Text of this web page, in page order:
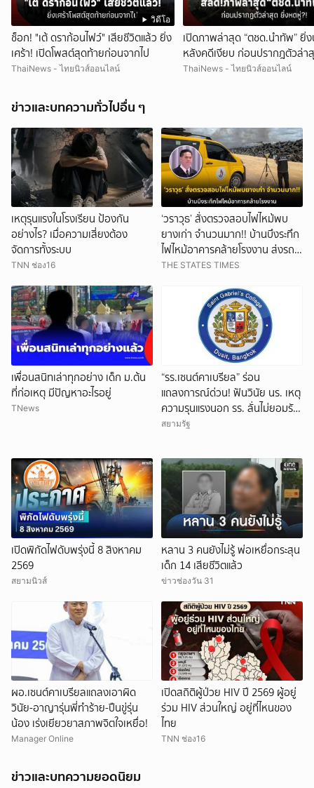
วิดีโอ
ช็อก! "เต้ ดราก้อนไฟว์" เสียชีวิตแล้ว ยิ่ง
เศร้า! เปิดโพสต์สุดท้ายก่อนจากไป
ThaiNews - ไทยนิวส์ออนไลน์
เปิดภาพล่าสุด “ตชด.นำทัพ” ยิ่
หลังคดีเงียบ ก่อนปรากฎตัวล่า
หดหู่?!
ThaiNews - ไทยนิวส์ออนไลน์
ข่าวและบทความทั่วไปอื่น ๆ
เหตุรุนแรงในโรงเรียน ป้องกัน
อย่างไร? เมื่อความเสี่ยงต้อง
จัดการทั้งระบบ
TNN ช่อง16
‘วราวุธ’ สั่งตรวจสอบไฟไหม้พบ
ยางเก่า จำนวนมาก!! บ้านบึงระทึก
ไฟไหม้อาคารคล้ายโรงงาน ส่งรถ
โมบายเช็กมลพิษ พบพื้นที่ไร้ใบ
พ.ร.บ.โรงงาน ที่บ้านบึง จ.ชลบุรี
THE STATES TIMES
เพื่อนสนิทเล่าทุกอย่าง เด็ก ม.ต้น
ที่ก่อเหตุ มีปัญหาอะไรอยู่
TNews
“รร.เซนต์คาเบรียล” ร่อน
แถลงการณ์ด่วน! ฟันวินัย นร. เหตุ
ความรุนแรงนอก รร. ลั่นไม่ยอมรับ
พฤติกรรมขัดอัตลักษณ์สุภาพบุรุษ
สยามรัฐ
เปิดพิกัดไฟดับพรุ่งนี้ 8 สิงหาคม
2569
สยามนิวส์
หลาน 3 คนยังไม่รู้ พ่อเหยื่อกระสุน
เด็ก 14 เสียชีวิตแล้ว
ข่าวช่องวัน 31
ผอ.เซนต์คาเบรียลแถลงเอาผิด
วินัย-อาญารุ่นพี่ทำร้าย-ปืนขู่รุ่น
น้อง เร่งเยียวยาสภาพจิตใจเหยื่อ!
Manager Online
เปิดสถิติผู้ป่วย HIV ปี 2569 ผู้อยู่
ร่วม HIV ส่วนใหญ่ อยู่ที่ไหนของ
ไทย
TNN ช่อง16
ข่าวและบทความยอดนิยม